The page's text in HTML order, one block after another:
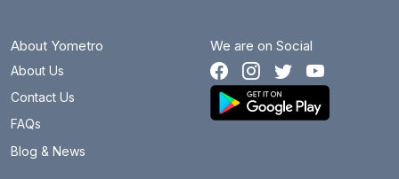
About Yometro
About Us
Contact Us
FAQs
Blog & News
We are on Social